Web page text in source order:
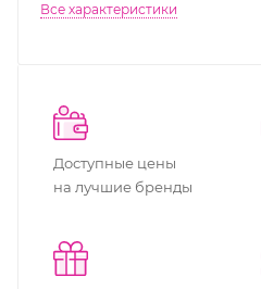
Все характеристики
Доступные цены
на лучшие бренды